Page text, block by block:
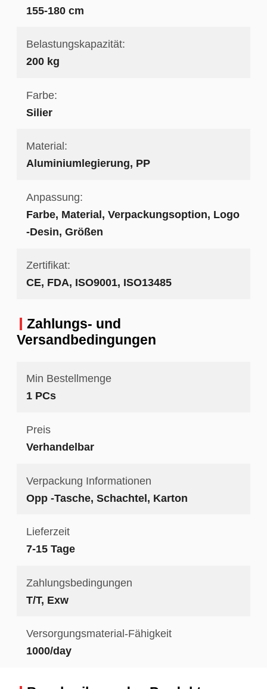
155-180 cm
Belastungskapazität:
200 kg
Farbe:
Silier
Material:
Aluminiumlegierung, PP
Anpassung:
Farbe, Material, Verpackungsoption, Logo
-Desin, Größen
Zertifikat:
CE, FDA, ISO9001, ISO13485
Zahlungs- und
Versandbedingungen
Min Bestellmenge
1 PCs
Preis
Verhandelbar
Verpackung Informationen
Opp -Tasche, Schachtel, Karton
Lieferzeit
7-15 Tage
Zahlungsbedingungen
T/T, Exw
Versorgungsmaterial-Fähigkeit
1000/day